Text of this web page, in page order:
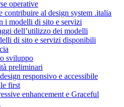
operative
contribuire al design system .italia
i modelli di sito e servizi
dell’utilizzo dei modelli
di sito e servizi disponibili
sviluppo
preliminari
responsivo e accessibile
first
enhancement e Graceful